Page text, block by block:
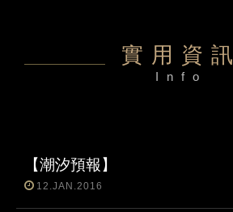
實用資訊
Info
【潮汐預報】
12.JAN.2016